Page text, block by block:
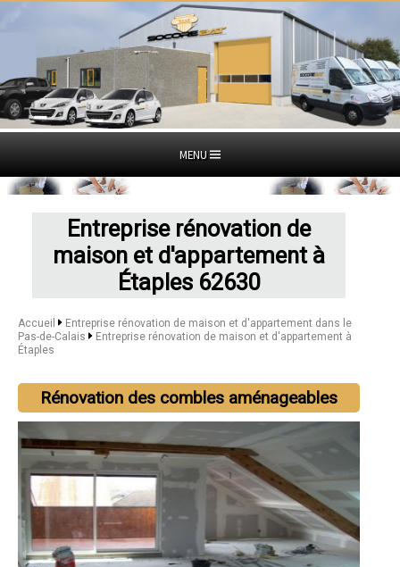
MENU
Entreprise rénovation de
maison et d'appartement à
Étaples 62630
Accueil
Entreprise rénovation de maison et d'appartement dans le
Pas-de-Calais
Entreprise rénovation de maison et d'appartement à
Étaples
Rénovation des combles aménageables